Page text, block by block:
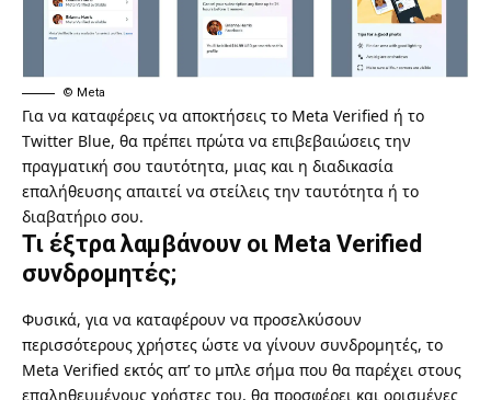
© Meta
Για να καταφέρεις να αποκτήσεις το Meta Verified ή το
Twitter Blue, θα πρέπει πρώτα να επιβεβαιώσεις την
πραγματική σου ταυτότητα, μιας και η διαδικασία
επαλήθευσης απαιτεί να στείλεις την ταυτότητα ή το
διαβατήριο σου.
Τι έξτρα λαμβάνουν οι Meta Verified
συνδρομητές;
Φυσικά, για να καταφέρουν να προσελκύσουν
περισσότερους χρήστες ώστε να γίνουν συνδρομητές, το
Meta Verified εκτός απ’ το μπλε σήμα που θα παρέχει στους
επαληθευμένους χρήστες του, θα προσφέρει και ορισμένες